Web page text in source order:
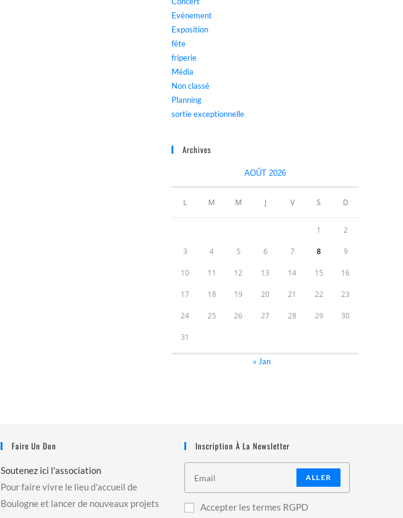
Evènement
Exposition
fête
friperie
Média
Non classé
Planning
sortie exceptionnelle
Archives
AOÛT 2026
L M M J V S D
1 2
3 4 5 6 7 8 9
10 11 12 13 14 15 16
17 18 19 20 21 22 23
24 25 26 27 28 29 30
31
« Jan
Faire Un Don
Soutenez ici l'association
Pour faire vivre le lieu d'accueil de
Boulogne et lancer de nouveaux projets
Inscription À La Newsletter
ALLER
Accepter les termes RGPD